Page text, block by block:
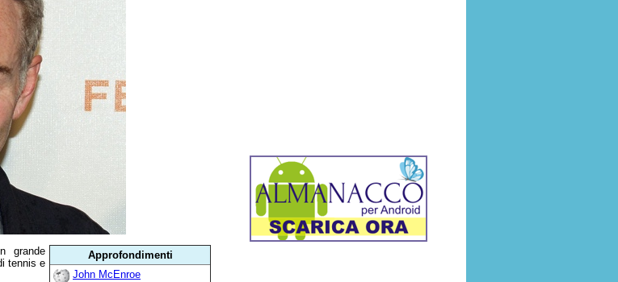
Approfondimenti
John McEnroe
grande
tennis e